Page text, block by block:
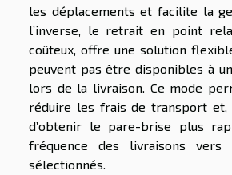
les déplacements et facilite la
l’inverse, le retrait en point
coûteux, offre une solution
peuvent pas être disponibles à
lors de la livraison. Ce mode
réduire les frais de transport et,
d’obtenir le pare-brise plus
fréquence des livraisons
sélectionnés.